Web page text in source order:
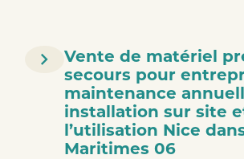
Vente de matériel
secours pour
maintenance
installation sur site
l’utilisation Nice
Maritimes 06